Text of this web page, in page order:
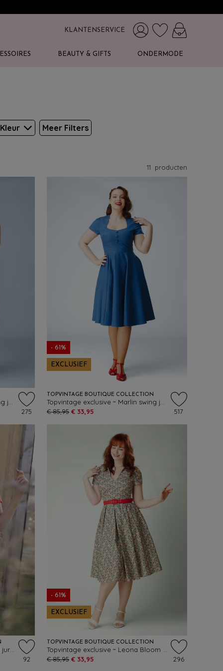
KLANTENSERVICE
BEAUTY & GIFTS ONDERMODE
Kleur
Meer Filters
11 producten
275
- 61%
EXCLUSIEF
TOPVINTAGE BOUTIQUE COLLECTION
€ 85,95 € 33,95 517
Topvintage exclusive ~ Kitty pencil jurk in lippenstiftrood
92
- 61%
EXCLUSIEF
TOPVINTAGE BOUTIQUE COLLECTION
€ 85,95 € 33,95 296